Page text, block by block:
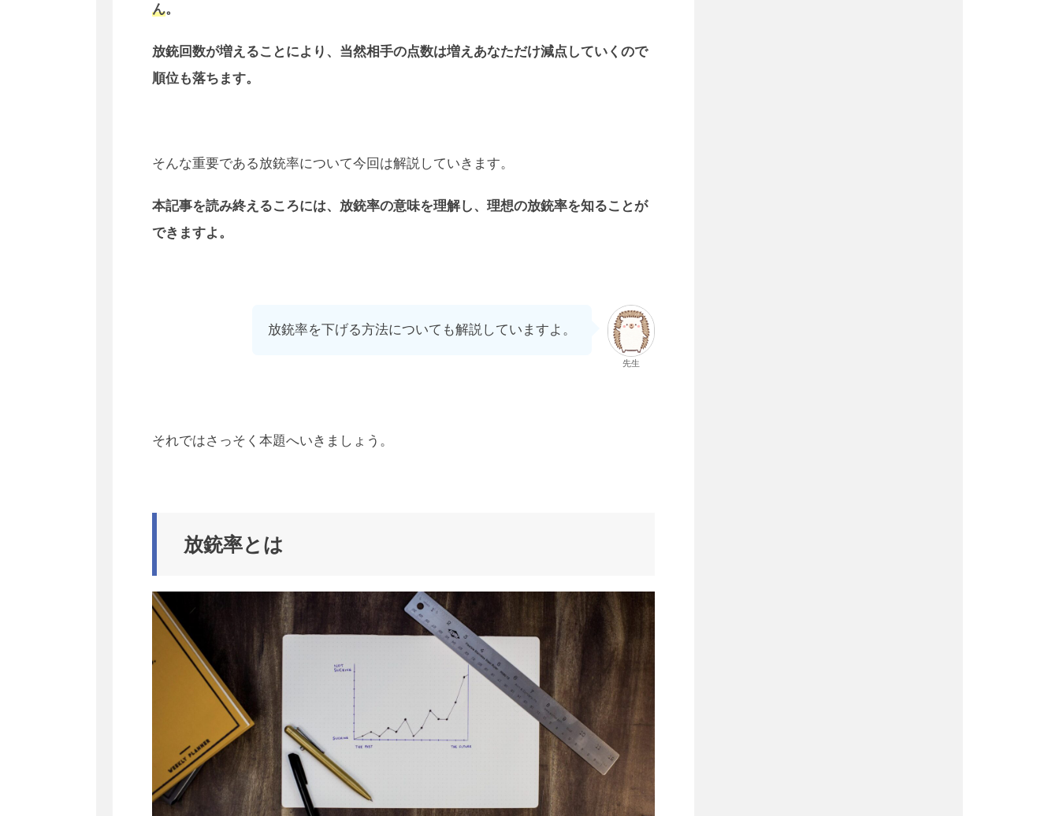
ん。
放銃回数が増えることにより、当然相手の点数は増えあなただけ減点していくので
順位も落ちます。
そんな重要である放銃率について今回は解説していきます。
本記事を読み終えるころには、放銃率の意味を理解し、理想の放銃率を知ることが
できますよ。
放銃率を下げる方法についても解説していますよ。
先生
それではさっそく本題へいきましょう。
放銃率とは